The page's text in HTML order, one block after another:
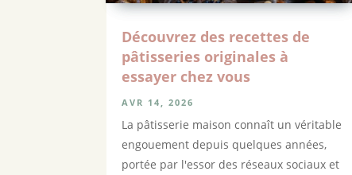
Découvrez des recettes de
pâtisseries originales à
essayer chez vous
AVR 14, 2026
La pâtisserie maison connaît un véritable
engouement depuis quelques années,
portée par l'essor des réseaux sociaux et